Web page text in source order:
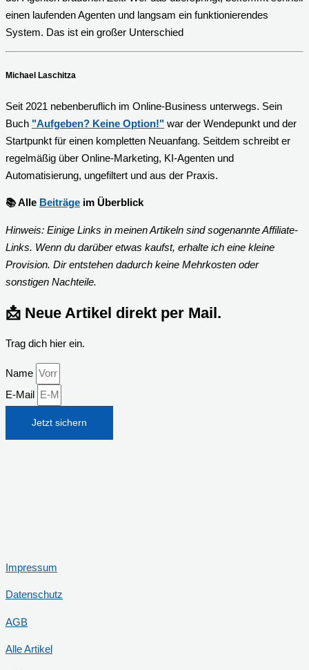
einen laufenden Agenten und langsam ein funktionierendes
System. Das ist ein großer Unterschied
Michael Laschitza
Seit 2021 nebenberuflich im Online-Business unterwegs. Sein
Buch "Aufgeben? Keine Option!" war der Wendepunkt und der
Startpunkt für einen kompletten Neuanfang. Seitdem schreibt er
regelmäßig über Online-Marketing, KI-Agenten und
Automatisierung, ungefiltert und aus der Praxis.
📚 Alle Beiträge im Überblick
Hinweis: Einige Links in meinen Artikeln sind sogenannteAffiliate-
Links. Wenn du darüber etwas kaufst, erhalte ich eine kleine
Provision. Dir entstehen dadurch keine Mehrkosten oder
sonstigen Nachteile.
📩 Neue Artikel direkt per Mail.
Trag dich hier ein.
Name
E-Mail
Jetzt sichern
Impressum
Datenschutz
AGB
Alle Artikel